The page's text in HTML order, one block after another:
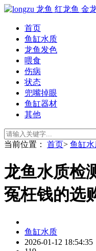
首页
鱼缸水质
龙鱼发色
喂食
伤病
状态
兜嘴掉眼
鱼缸器材
其他
当前位置： 首页> 鱼缸水
龙鱼水质检
冤枉钱的选
鱼缸水质
2026-01-12 18:54:35